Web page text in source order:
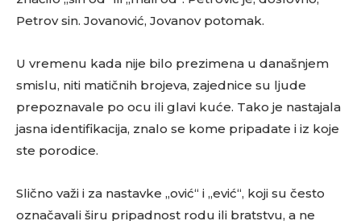
Petrov sin. Jovanović, Jovanov potomak.
U vremenu kada nije bilo prezimena u današnjem
smislu, niti matičnih brojeva, zajednice su ljude
prepoznavale po ocu ili glavi kuće. Tako je nastajala
jasna identifikacija, znalo se kome pripadate i iz koje
ste porodice.
Slično važi i za nastavke „ović“ i „ević“, koji su često
označavali širu pripadnost rodu ili bratstvu, a ne